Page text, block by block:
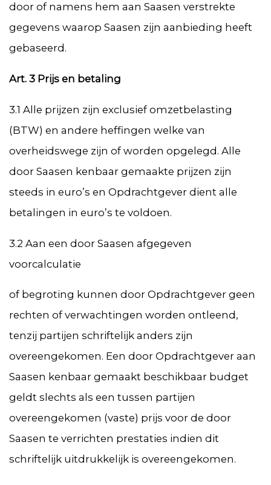
door of namens hem aan Saasen verstrekte
gegevens waarop Saasen zijn aanbieding heeft
gebaseerd.
Art. 3 Prijs en betaling
3.1 Alle prijzen zijn exclusief omzetbelasting
(BTW) en andere heffingen welke van
overheidswege zijn of worden opgelegd. Alle
door Saasen kenbaar gemaakte prijzen zijn
steeds in euro’s en Opdrachtgever dient alle
betalingen in euro’s te voldoen.
3.2 Aan een door Saasen afgegeven
voorcalculatie
of begroting kunnen door Opdrachtgever geen
rechten of verwachtingen worden ontleend,
tenzij partijen schriftelijk anders zijn
overeengekomen. Een door Opdrachtgever aan
Saasen kenbaar gemaakt beschikbaar budget
geldt slechts als een tussen partijen
overeengekomen (vaste) prijs voor de door
Saasen te verrichten prestaties indien dit
schriftelijk uitdrukkelijk is overeengekomen.